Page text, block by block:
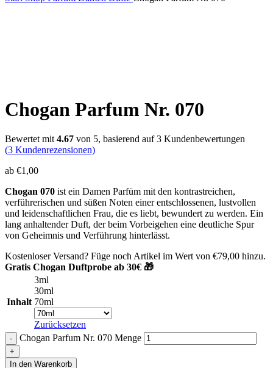
Chogan Parfum Nr. 070
Bewertet mit 4.67 von 5, basierend auf3 Kundenbewertungen
(3 Kundenrezensionen)
ab €1,00
Chogan 070 ist ein Damen Parfüm mit den kontrastreichen,
verführerischen und süßen Noten einer entschlossenen, lustvollen
und leidenschaftlichen Frau, die es liebt, bewundert zu werden. Ein
lang anhaltender Duft, der beim Vorbeigehen eine deutliche Spur
von Geheimnis und Verführung hinterlässt.
Kostenloser Versand? Füge noch Artikel im Wert von €79,00 hinzu.
Gratis Chogan Duftprobe ab 30€ 🎁
Inhalt
3ml
30ml
70ml
Zurücksetzen
Chogan Parfum Nr. 070 Menge
In den Warenkorb